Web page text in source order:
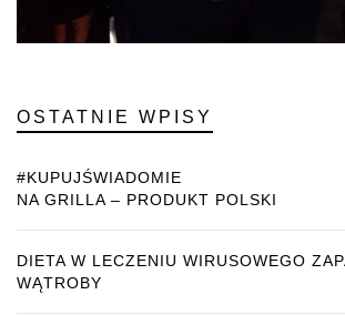
OSTATNIE WPISY
#KUPUJŚWIADOMIE
NA GRILLA – PRODUKT POLSKI
DIETA W LECZENIU WIRUSOWEGO
WĄTROBY